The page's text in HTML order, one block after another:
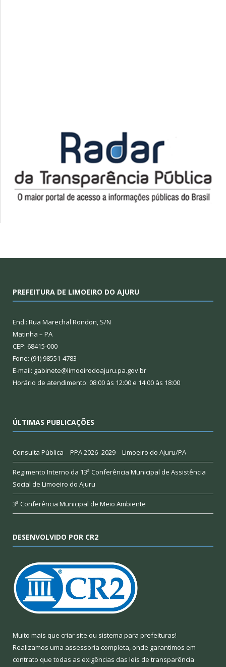
PREFEITURA DE LIMOEIRO DO AJURU
End.: Rua Marechal Rondon, S/N
Matinha – PA
CEP: 68415-000
Fone: (91) 98551-4783
E-mail: gabinete@limoeirodoajuru.pa.gov.br
Horário de atendimento: 08:00 às 12:00 e 14:00 às 18:00
ÚLTIMAS PUBLICAÇÕES
Consulta Pública – PPA 2026–2029 – Limoeiro do Ajuru/PA
Regimento Interno da 13ª Conferência Municipal de Assistência
Social de Limoeiro do Ajuru
3ª Conferência Municipal de Meio Ambiente
DESENVOLVIDO POR CR2
Muito mais que criar site ou sistema para prefeituras!
Realizamos uma assessoria completa, onde garantimos em
contrato que todas as exigências das leis de transparência